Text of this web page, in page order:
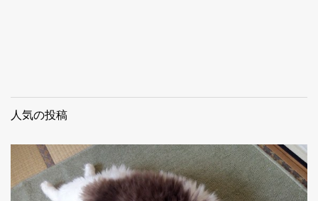
人気の投稿